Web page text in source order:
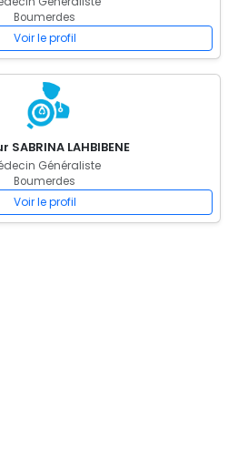
Boumerdes
Voir le profil
SABRINA LAHBIBENE
Généraliste
Boumerdes
Voir le profil